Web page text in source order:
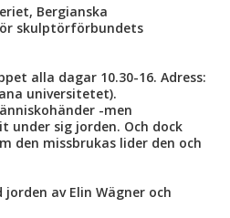
Bergianska
skulptörförbundets
alla dagar 10.30-16. Adress:
universitetet).
-men
under sig jorden. Och dock
den missbrukas lider den och
av Elin Wägner och